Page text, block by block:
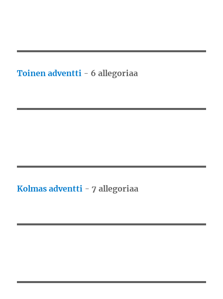
Toinen adventti - 6 allegoriaa
Kolmas adventti -7 allegoriaa